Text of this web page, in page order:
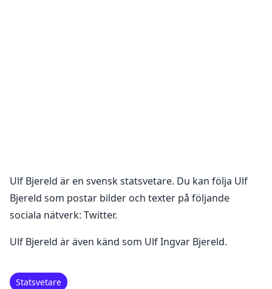
Ulf Bjereld är en svensk statsvetare. Du kan följa Ulf
Bjereld som postar bilder och texter på följande
sociala nätverk: Twitter.
Ulf Bjereld är även känd som Ulf Ingvar Bjereld.
Statsvetare